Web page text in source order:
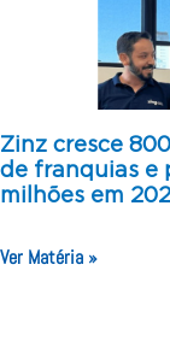
Zinz cresce
de franquias e
milhões em
Ver Matéria »